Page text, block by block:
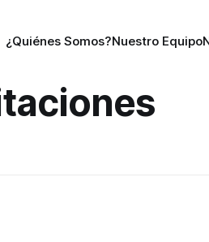
¿Quiénes Somos?Nuestro Equipo